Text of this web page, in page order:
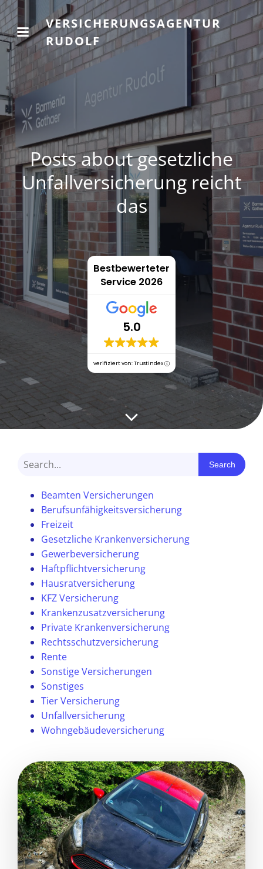
VERSICHERUNGSAGENTUR
RUDOLF
Posts about gesetzliche
Unfallversicherung reicht
das
Bestbewerteter
Service 2026
5.0
verifiziert von: Trustindex
Search
Beamten Versicherungen
Berufsunfähigkeitsversicherung
Freizeit
Gesetzliche Krankenversicherung
Gewerbeversicherung
Haftpflichtversicherung
Hausratversicherung
KFZ Versicherung
Krankenzusatzversicherung
Private Krankenversicherung
Rechtsschutzversicherung
Rente
Sonstige Versicherungen
Sonstiges
Tier Versicherung
Unfallversicherung
Wohngebäudeversicherung